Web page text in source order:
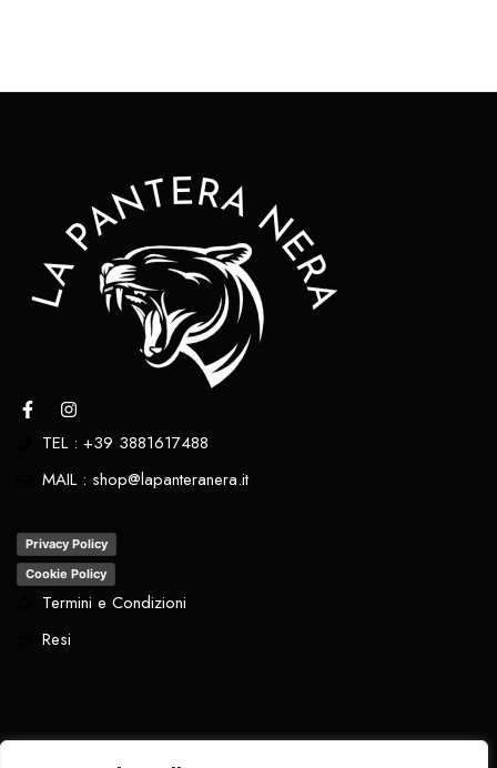
TEL : +39 3881617488
MAIL : shop@lapanteranera.it
Privacy Policy
Cookie Policy
Termini e Condizioni
Resi